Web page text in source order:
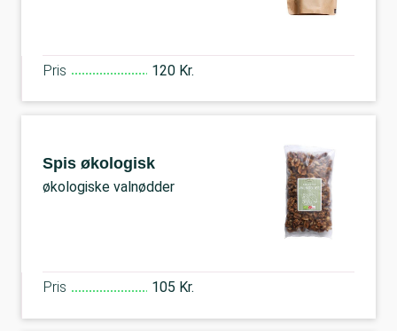
Pris 120 Kr.
Spis økologisk
økologiske valnødder
Pris 105 Kr.